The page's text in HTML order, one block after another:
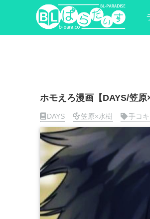
ホモえろ漫画【DAYS/笠原
DAYS 笠原×水樹 手コキ